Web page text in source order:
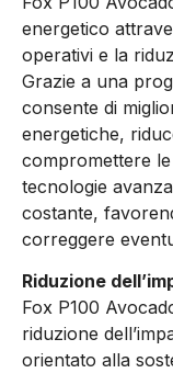
energetico
operativi e la
Grazie a una
consente di
energetiche,
compromettere le
tecnologie
costante,
correggere
Riduzione
Fox P100
riduzione
orientato alla